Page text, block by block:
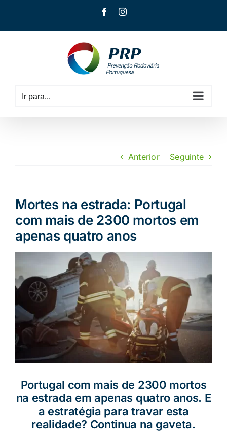
content
FacebookInstagram
Ir para...
Anterior Seguinte
Mortes na estrada: Portugal
com mais de 2300 mortos em
apenas quatro anos
Portugal com mais de 2300 mortos
na estrada em apenas quatro anos. E
a estratégia para travar esta
realidade? Continua na gaveta.